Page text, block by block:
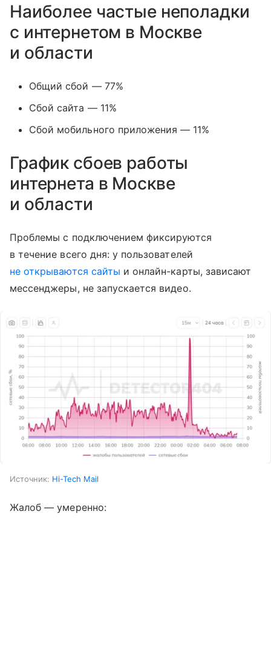
Наиболее частые неполадки
с интернетом в Москве
и области
Общий сбой — 77%
Сбой сайта — 11%
Сбой мобильного приложения — 11%
График сбоев работы
интернета в Москве
и области
Проблемы с подключением фиксируются
в течение всего дня: у пользователей
не открываются сайты и онлайн-карты, зависают
мессенджеры, не запускается видео.
Источник: Hi-Tech Mail
Жалоб — умеренно: